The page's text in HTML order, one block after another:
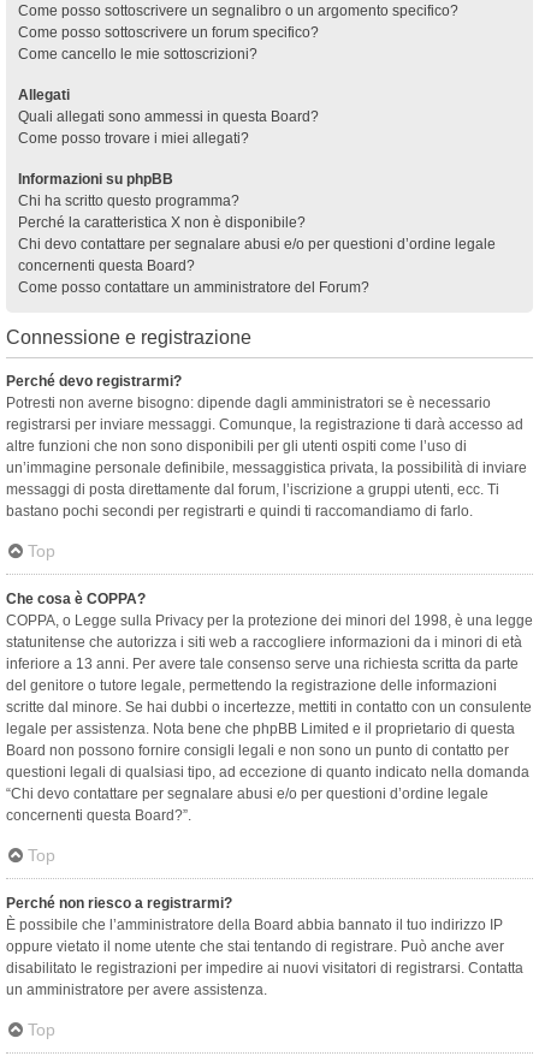
Come posso sottoscrivere un segnalibro o un argomento specifico?
Come posso sottoscrivere un forum specifico?
Come cancello le mie sottoscrizioni?
Allegati
Quali allegati sono ammessi in questa Board?
Come posso trovare i miei allegati?
Informazioni su phpBB
Chi ha scritto questo programma?
Perché la caratteristica X non è disponibile?
Chi devo contattare per segnalare abusi e/o per questioni d’ordine legale
concernenti questa Board?
Come posso contattare un amministratore del Forum?
Connessione e registrazione
Perché devo registrarmi?
Potresti non averne bisogno: dipende dagli amministratori se è necessario
registrarsi per inviare messaggi. Comunque, la registrazione ti darà accesso ad
altre funzioni che non sono disponibili per gli utenti ospiti come l’uso di
un’immagine personale definibile, messaggistica privata, la possibilità di inviare
messaggi di posta direttamente dal forum, l’iscrizione a gruppi utenti, ecc. Ti
bastano pochi secondi per registrarti e quindi ti raccomandiamo di farlo.
Top
Che cosa è COPPA?
COPPA, o Legge sulla Privacy per la protezione dei minori del 1998, è una legge
statunitense che autorizza i siti web a raccogliere informazioni da i minori di età
inferiore a 13 anni. Per avere tale consenso serve una richiesta scritta da parte
del genitore o tutore legale, permettendo la registrazione delle informazioni
scritte dal minore. Se hai dubbi o incertezze, mettiti in contatto con un consulente
legale per assistenza. Nota bene che phpBB Limited e il proprietario di questa
Board non possono fornire consigli legali e non sono un punto di contatto per
questioni legali di qualsiasi tipo, ad eccezione di quanto indicato nella domanda
“Chi devo contattare per segnalare abusi e/o per questioni d’ordine legale
concernenti questa Board?”.
Top
Perché non riesco a registrarmi?
È possibile che l’amministratore della Board abbia bannato il tuo indirizzo IP
oppure vietato il nome utente che stai tentando di registrare. Può anche aver
disabilitato le registrazioni per impedire ai nuovi visitatori di registrarsi. Contatta
un amministratore per avere assistenza.
Top